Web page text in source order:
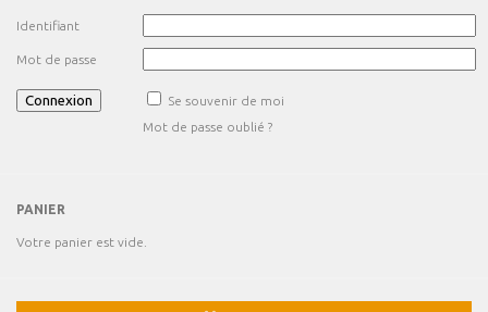
Identifiant
Mot de passe
Se souvenir de moi
Mot de passe oublié ?
PANIER
Votre panier est vide.